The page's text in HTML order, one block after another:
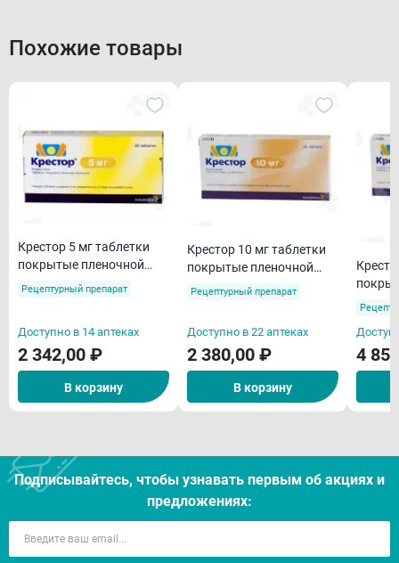
Похожие товары
Крестор 5 мг таблетки
покрытые пленочной
оболочкой N28
Рецептурный препарат
Доступно в 14 аптеках
2 342,00 ₽
В корзину
Крестор 10 мг таблетки
покрытые пленочной
оболочкой N28
Рецептурный препарат
Доступно в 22 аптеках
2 380,00 ₽
В корзину
4
Подписывайтесь, чтобы узнавать первым об акцияx и
предложениях: